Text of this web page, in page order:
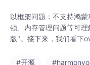
以框架问题：不支持鸿
顿、内存管理问题等可
版"。接下来，我们看下
JS 使用 TaskPool 时，
#开源